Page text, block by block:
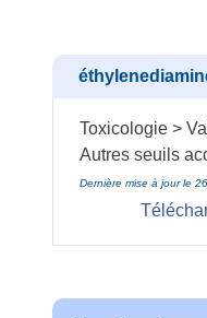
Toxicologie >
Autres seuils
Dernière mise à jour le